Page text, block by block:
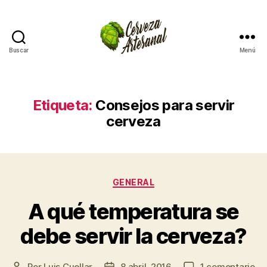
Buscar
artesanal
en
casa
Menú
Etiqueta: Consejos para servir
cerveza
Categorías
GENERAL
A qué temperatura se
debe servir la cerveza?